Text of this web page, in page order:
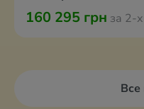
160 295 грн за 2-
Все